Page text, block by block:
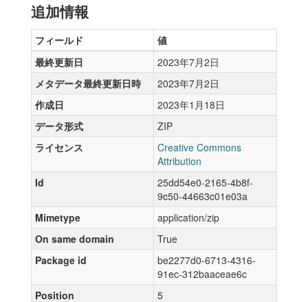
追加情報
フィールド
値
最終更新日
2023年7月2日
メタデータ最終更新日時
2023年7月2日
作成日
2023年1月18日
データ形式
ZIP
ライセンス
Creative Commons
Attribution
Id
25dd54e0-2165-4b8f-
9c50-44663c01e03a
Mimetype
application/zip
On same domain
True
Package id
be2277d0-6713-4316-
91ec-312baaceae6c
Position
5